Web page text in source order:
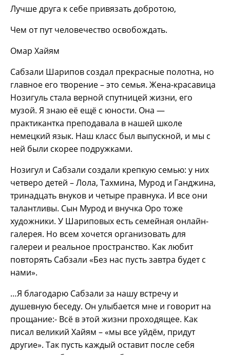
Лучше друга к себе привязать добротою,
Чем от пут человечество освобождать.
Омар Хайям
Сабзали Шарипов создал прекрасные полотна, но
главное его творение – это семья. Жена-красавица
Нозигуль стала верной спутницей жизни, его
музой. Я знаю её ещё с юности. Она —
практикантка преподавала в нашей школе
немецкий язык. Наш класс был выпускной, и мы с
ней были скорее подружками.
Нозигул и Сабзали создали крепкую семью: у них
четверо детей – Лола, Тахмина, Мурод и Ганджина,
тринадцать внуков и четыре правнука. И все они
талантливы. Сын Мурод и внучка Оро тоже
художники. У Шариповых есть семейная онлайн-
галерея. Но всем хочется организовать для
галереи и реальное пространство. Как любит
повторять Сабзали «Без нас пусть завтра будет с
нами».
…Я благодарю Сабзали за нашу встречу и
душевную беседу. Он улыбается мне и говорит на
прощание:- Всё в этой жизни проходящее. Как
писал великий Хайям – «мы все уйдём, придут
другие». Так пусть каждый оставит после себя